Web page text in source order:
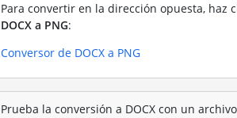
Para convertir en la dirección opuesta, haz
DOCX a PNG:
Conversor de DOCX a PNG
Prueba la conversión a DOCX con un